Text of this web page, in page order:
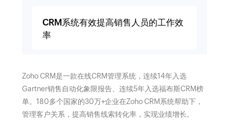
CRM系统有效提高销售人员的工作效
率
Zoho CRM是一款在线CRM管理系统，连续14年入选
Gartner销售自动化象限报告、连续5年入选福布斯CRM榜
单。180多个国家的30万+企业在Zoho CRM系统帮助下，
管理客户关系，提高销售线索转化率，实现业绩增长。